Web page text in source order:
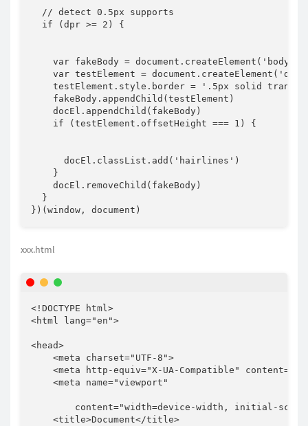
// detect 0.5px supports
if
(dpr >= 2 ) {
var fakeBody = document . createElement ( 'body'
var testElement = document . createElement ( 'div'
    testElement
. style . border =
'.5px solid
    fakeBody
. appendChild (testElement )
    docEl
. appendChild ( fakeBody)
if
(testElement . offsetHeight === 1 ) {
      docEl
. classList . add ( 'hairlines' )
}
    docEl
. removeChild ( fakeBody)
}
} ) (window , document )
xxx.html
<! DOCTYPE html>
<html lang="en ">
<head>
<meta charset=" UTF-8 ">
<meta http-equiv="X-UA-Compatible " content=
<meta name="viewport "
content="width=device-width, initial-
<title>Document</title>